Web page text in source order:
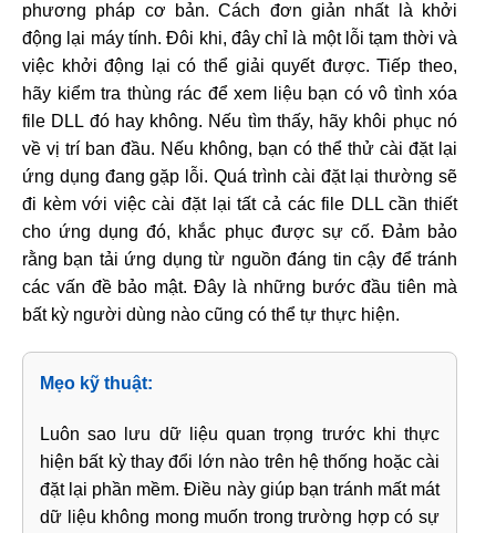
phương pháp cơ bản. Cách đơn giản nhất là khởi
động lại máy tính. Đôi khi, đây chỉ là một lỗi tạm thời và
việc khởi động lại có thể giải quyết được. Tiếp theo,
hãy kiểm tra thùng rác để xem liệu bạn có vô tình xóa
file DLL đó hay không. Nếu tìm thấy, hãy khôi phục nó
về vị trí ban đầu. Nếu không, bạn có thể thử cài đặt lại
ứng dụng đang gặp lỗi. Quá trình cài đặt lại thường sẽ
đi kèm với việc cài đặt lại tất cả các file DLL cần thiết
cho ứng dụng đó, khắc phục được sự cố. Đảm bảo
rằng bạn tải ứng dụng từ nguồn đáng tin cậy để tránh
các vấn đề bảo mật. Đây là những bước đầu tiên mà
bất kỳ người dùng nào cũng có thể tự thực hiện.
Mẹo kỹ thuật:
Luôn sao lưu dữ liệu quan trọng trước khi thực
hiện bất kỳ thay đổi lớn nào trên hệ thống hoặc cài
đặt lại phần mềm. Điều này giúp bạn tránh mất mát
dữ liệu không mong muốn trong trường hợp có sự